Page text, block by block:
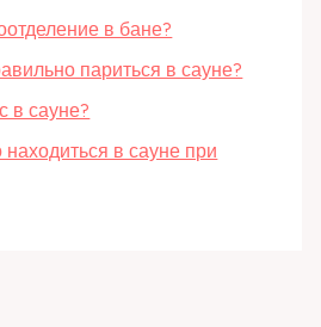
в бане?
париться в сауне?
в сауне?
в сауне при